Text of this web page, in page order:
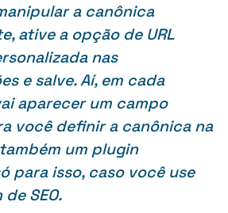
a canônica
ative a opção de URL
nas
e salve. Aí, em cada
aparecer um campo
você definir a canônica na
um plugin
para isso, caso você use
SEO.